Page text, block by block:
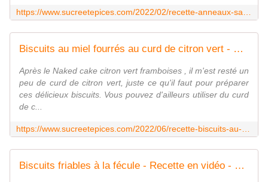
Biscuits au miel fourrés au curd de citron vert - Recette en vidéo - www.sucreetepices.com
Après le Naked cake citron vert framboises , il m'est resté un
peu de curd de citron vert, juste ce qu'il faut pour préparer
ces délicieux biscuits. Vous pouvez d'ailleurs utiliser du curd
de c...
Biscuits friables à la fécule - Recette en vidéo - www.sucreetepices.com